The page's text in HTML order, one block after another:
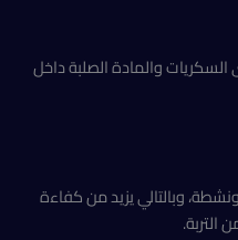
والمادة الصلبة داخل
وبالتالي يزيد من كفاءة
التربة.